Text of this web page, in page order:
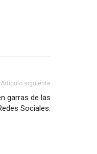
Artículo siguiente
garras de las
Sociales.